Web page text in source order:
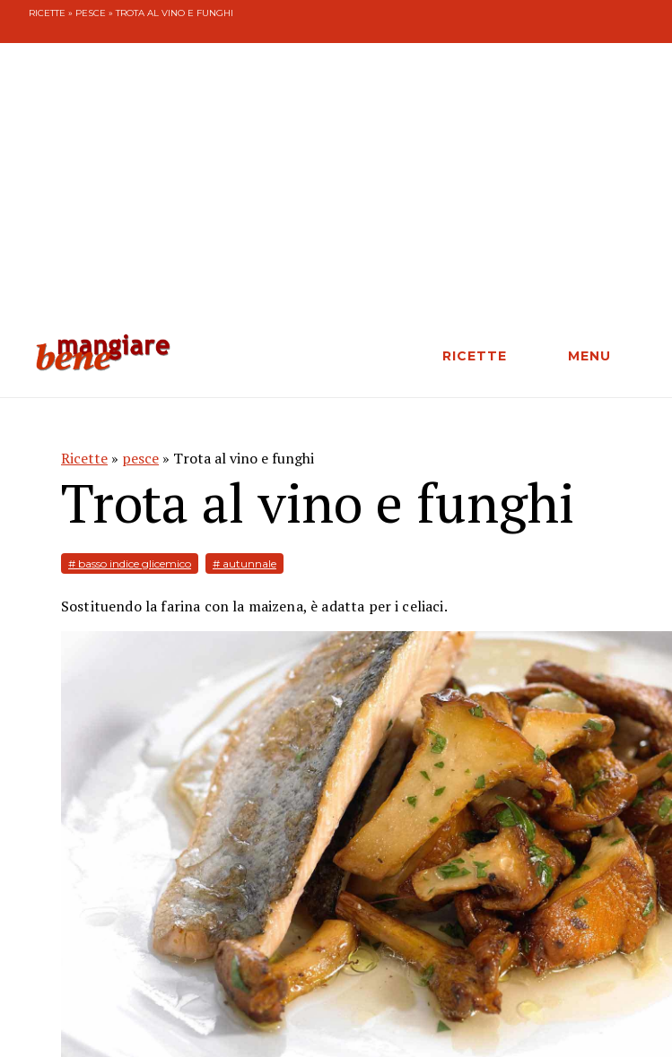
RICETTE » PESCE » TROTA AL VINO E FUNGHI
RICETTE MENU
Ricette » pesce » Trota al vino e funghi
Trota al vino e funghi
# basso indice glicemico # autunnale
Sostituendo la farina con la maizena, è adatta per i celiaci.